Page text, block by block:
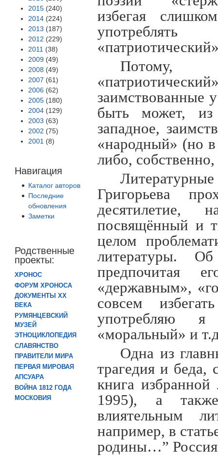
2015 (240)
2014 (224)
2013 (187)
2012 (229)
2011 (38)
2009 (49)
2008 (49)
2007 (61)
2006 (62)
2005 (180)
2004 (129)
2003 (63)
2002 (75)
2001 (8)
Навигация
Каталог авторов
Последние
обновления
Заметки
Родственные
проекты:
ХРОНОС
ФОРУМ ХРОНОСА
ДОКУМЕНТЫ XX
ВЕКА
РУМЯНЦЕВСКИЙ
МУЗЕЙ
ЭТНОЦИКЛОПЕДИЯ
СЛАВЯНСТВО
ПРАВИТЕЛИ МИРА
ПЕРВАЯ МИРОВАЯ
АПСУАРА
ВОЙНА 1812 ГОДА
МОСКОВИЯ
избегая
употреблять
заимствованные
быть может,
западное,
«народный» (но
либо,
Григорьева
десятилетие,
посвящённый и
целом
литературы.
предпочитая
«державным»,
совсем
употребляю я
«моральный» и
Одна из
трагедия и беда,
книга
1995), а
влиятельным
например, в
родины…” Россия